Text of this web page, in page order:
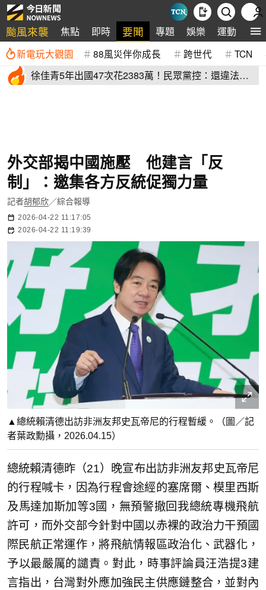
颱風來襲 焦點 即時 要聞 專題 娛樂 運動 全
新電玩大觀園 88風災伴你成長 跨世代 TCN
徐佳青5年出國47次花2383萬！民眾黨控：還違法帶
外交部揭中國施壓 他建言「反
制」：邀集各方反統促獨力量
記者胡郁欣／綜合報導
2026-04-22 11:17:05
2026-04-22 11:19:39
▲總統賴清德出訪非洲友邦史瓦帝尼的行程暫緩。（圖／記
者葉政勳攝，2026.04.15）
總統賴清德昨（21）晚宣布出訪非洲友邦史瓦帝尼
的行程喊卡，因為行程會途經的塞席爾、模里西斯
及馬達加斯加等3國，無預警撤回我總統專機飛航
許可，而外交部今針對中國以赤裸的政治力干預國
際民航正常運作，將飛航情報區政治化、武器化，
予以最嚴厲的譴責。對此，時事評論員汪浩提3建
言指出，台灣對外應加強民主供應鏈整合，並對內